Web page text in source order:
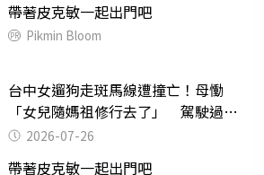
帶著皮克敏一起出門吧
Pikmin Bloom
台中女遛狗走斑馬線遭撞亡！母慟
「女兒隨媽祖修行去了」 駕駛過失
致死判9月
2026-07-26
帶著皮克敏一起出門吧